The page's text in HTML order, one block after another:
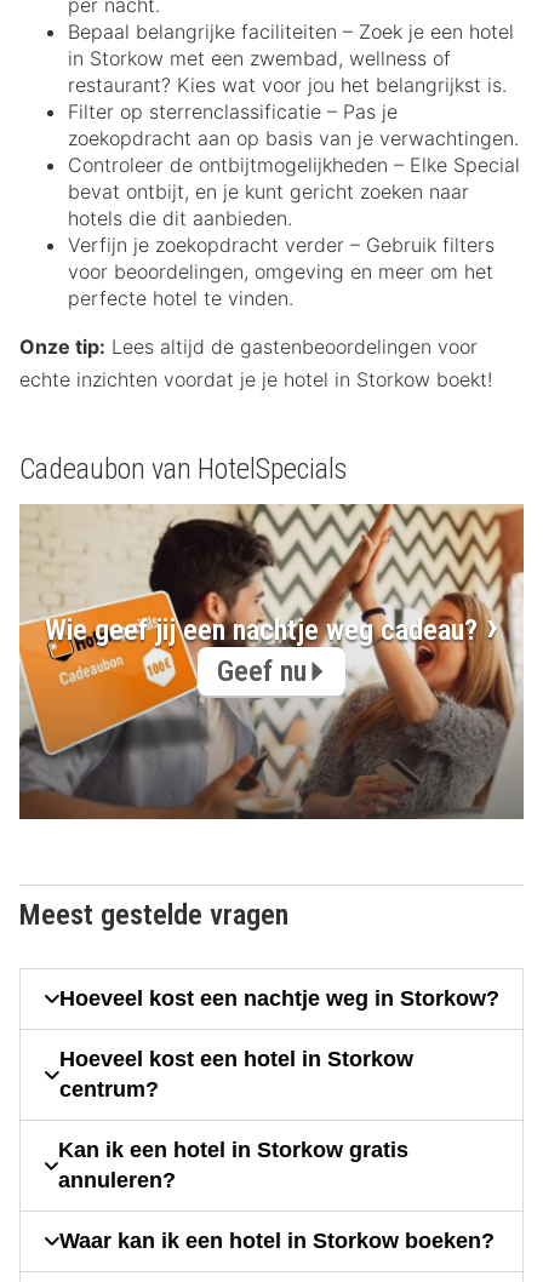
per nacht.
Bepaal belangrijke faciliteiten – Zoek je een hotel
in Storkow met een zwembad, wellness of
restaurant? Kies wat voor jou het belangrijkst is.
Filter op sterrenclassificatie – Pas je
zoekopdracht aan op basis van je verwachtingen.
Controleer de ontbijtmogelijkheden – Elke Special
bevat ontbijt, en je kunt gericht zoeken naar
hotels die dit aanbieden.
Verfijn je zoekopdracht verder – Gebruik filters
voor beoordelingen, omgeving en meer om het
perfecte hotel te vinden.
Onze tip: Lees altijd de gastenbeoordelingen voor
echte inzichten voordat je je hotel in Storkow boekt!
Cadeaubon van HotelSpecials
Wie geef jij een nachtje weg cadeau?
Geef nu
Meest gestelde vragen
Hoeveel kost een nachtje weg in Storkow?
Hoeveel kost een hotel in Storkow
centrum?
Kan ik een hotel in Storkow gratis
annuleren?
Waar kan ik een hotel in Storkow boeken?